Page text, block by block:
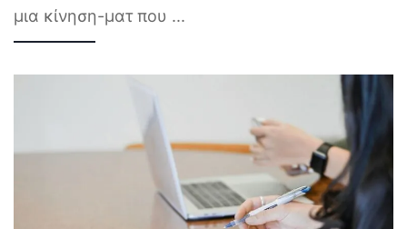
μια κίνηση-ματ που ...